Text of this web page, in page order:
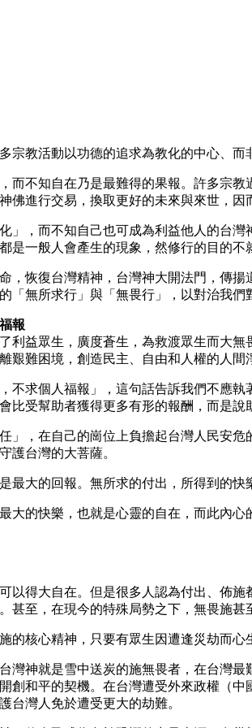
宗教活動以功德的追求為教化的中心、而
而不知自在乃是最難得的果報。許多宗
佛進行交易，換取更好的未來與來世，因
」，而不知自己也可成為利益他人的台
是一般人會產生的現象，然修行的目的不
，恢復台灣精神，台灣神大開法門，傳
「無所求行」與「無畏行」，以對治我
報
利益眾生，廣度蒼生，為救渡眾生而大
艱難困境，創造民主、自由和人權的人間
不求個人福報」，這句話告訴我們不應
比受幫助者獲得更多有形的報酬，而是說
」，在自己的崗位上負擔起台灣人民安
護台灣的大菩薩。
最大的回報。無所求的付出，所得到的
大的快樂，也就是心靈的自在，而此內
以得大自在。但是很多人認為付出、佈
甚至，在現今的特殊局勢之下，無畏施甚
的核心精神，只要有眾生因遭逢災劫而
灣神就是雪中送炭的施無畏者，在台灣
創和平的契機。在台灣遭受外來政權（
台灣人免於遭受更大的劫難。